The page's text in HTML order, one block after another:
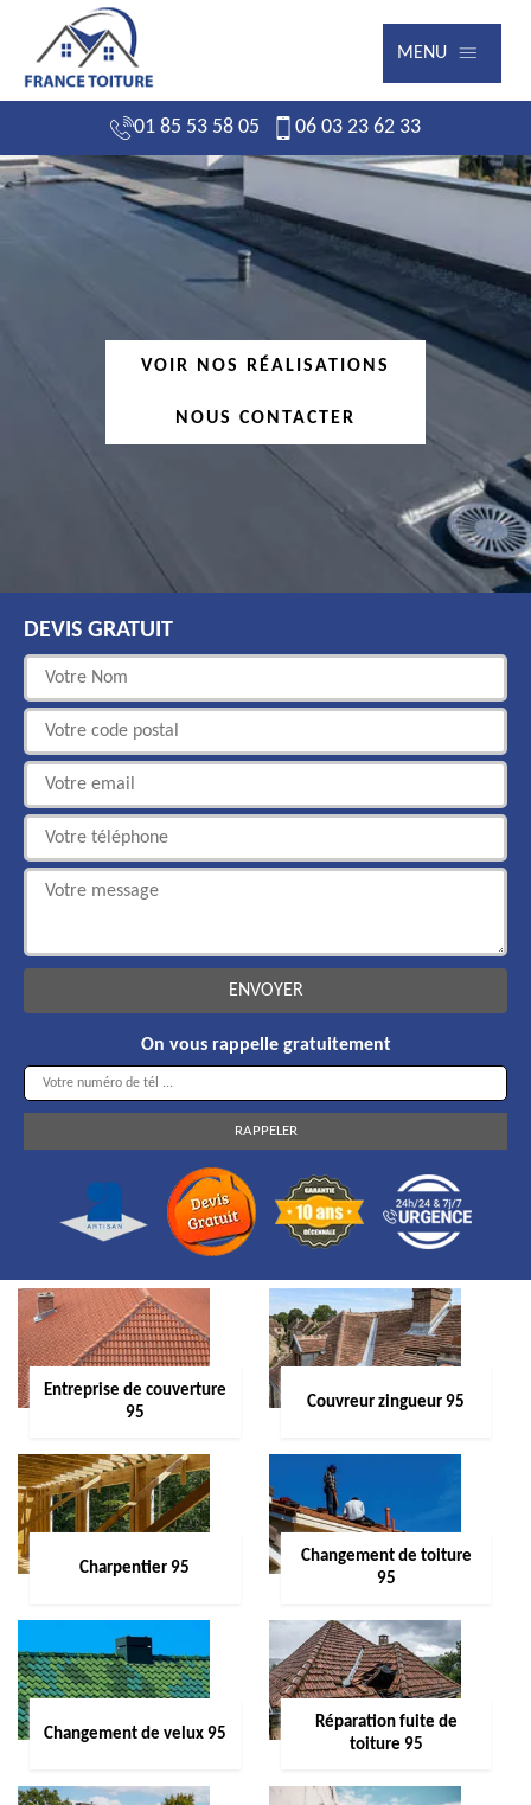
MENU
01 85 53 58 05 06 03 23 62 33
VOIR NOS RÉALISATIONS
NOUS CONTACTER
DEVIS GRATUIT
On vous rappelle gratuitement
Entreprise de couverture
95
Couvreur zingueur 95
Charpentier 95
Changement de toiture
95
Changement de velux 95
Réparation fuite de
toiture 95